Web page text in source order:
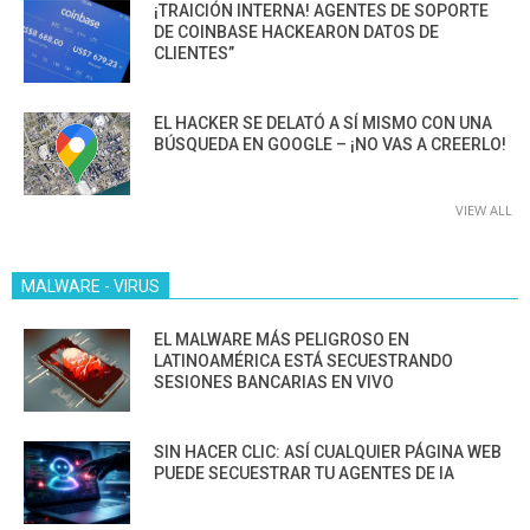
¡TRAICIÓN INTERNA! AGENTES DE SOPORTE
DE COINBASE HACKEARON DATOS DE
CLIENTES”
EL HACKER SE DELATÓ A SÍ MISMO CON UNA
BÚSQUEDA EN GOOGLE – ¡NO VAS A CREERLO!
VIEW ALL
MALWARE - VIRUS
EL MALWARE MÁS PELIGROSO EN
LATINOAMÉRICA ESTÁ SECUESTRANDO
SESIONES BANCARIAS EN VIVO
SIN HACER CLIC: ASÍ CUALQUIER PÁGINA WEB
PUEDE SECUESTRAR TU AGENTES DE IA